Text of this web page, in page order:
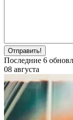
Отправить!
Последние 6
08 августа